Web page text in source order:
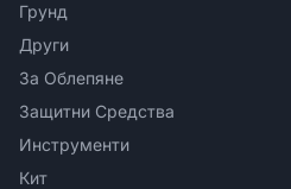
Грунд
Други
За Облепяне
Защитни Средства
Инструменти
Кит